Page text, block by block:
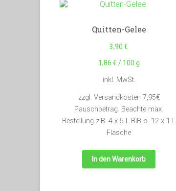
Quitten-Gelee
3,90€
1,86 € / 100 g
inkl. MwSt.
zzgl. Versandkosten 7,95€
Pauschbetrag. Beachte max.
Bestellung z.B. 4 x 5 L BiB o. 12 x 1 L
Flasche
In den Warenkorb